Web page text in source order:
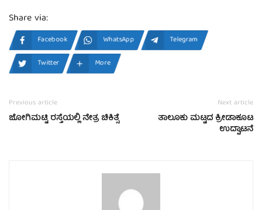
Share via:
Facebook WhatsApp
Telegram
Twitter
More
Previous article
ಜೋಗಿಮಟ್ಟಿ ರಸ್ತೆಯಲ್ಲಿ ನೇತ್ರ ಚಿಕಿತ್ಸೆ
Next article
ತಾಲೂಕು ಮಟ್ಟದ ಕ್ರೀಡಾಕೂಟ
ಉದ್ಘಾಟನೆ